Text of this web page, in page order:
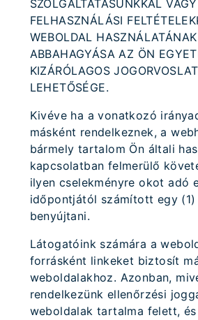
SZOLGÁLTATÁSUNKKAL
FELHASZNÁLÁSI
WEBOLDAL HASZNÁLATÁNAK
ABBAHAGYÁSA AZ ÖN
KIZÁRÓLAGOS
LEHETŐSÉGE.
Kivéve ha a vonatkozó
másként rendelkeznek, a
bármely tartalom Ön általi
kapcsolatban felmerülő
ilyen cselekményre okot adó
időpontjától számított egy (1)
benyújtani.
Látogatóink számára a
forrásként linkeket biztosít
weboldalakhoz. Azonban,
rendelkezünk ellenőrzési
weboldalak tartalma felett,